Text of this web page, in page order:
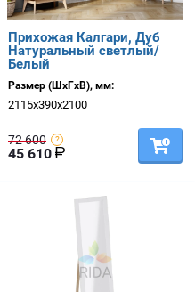
Прихожая Калгари, Дуб
Натуральный светлый/
Белый
Размер (ШхГхВ), мм:
2115х390х2100
72 600
45 610